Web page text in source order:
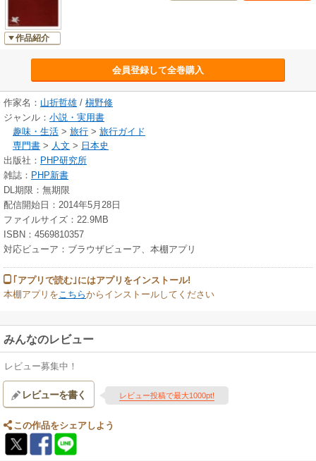
作品紹介
会員登録して全巻購入
作家名： 山折哲雄 / 槇野修
ジャンル： 小説・実用書
趣味・生活 > 旅行 > 旅行ガイド
専門書 > 人文 > 日本史
出版社： PHP研究所
雑誌： PHP新書
DL期限：無期限
配信開始日：2014年5月28日
ファイルサイズ：22.9MB
ISBN：4569810357
対応ビューア：ブラウザビューア、本棚アプリ
｢アプリで読む｣にはアプリをインストール!
本棚アプリを こちらからインストールしてください
みんなのレビュー
レビュー募集中！
レビューを書く レビュー投稿で最大1000pt!
この作品をシェアしよう